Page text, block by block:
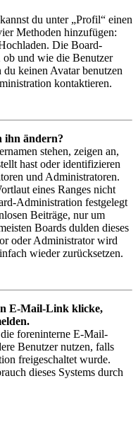
du unter „Profil“ einen
Methoden hinzufügen:
Die Board-
und wie die Benutzer
keinen Avatar benutzen
kontaktieren.
ihn ändern?
stehen, zeigen an,
hast oder identifizieren
und Administratoren.
eines Ranges nicht
Administration festgelegt
Beiträge, nur um
Boards dulden dieses
oder Administrator wird
wieder zurücksetzen.
E-Mail-Link klicke,
foreninterne E-Mail-
Benutzer nutzen, falls
freigeschaltet wurde.
dieses Systems durch